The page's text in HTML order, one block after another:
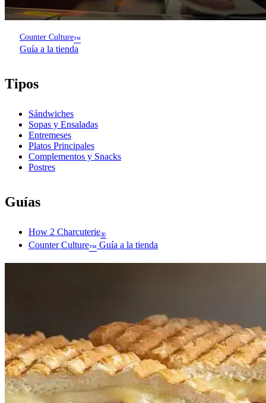
Counter Culture™
Guía a la tienda
Tipos
Sándwiches
Sopas y Ensaladas
Entremeses
Platos Principales
Complementos y Snacks
Postres
Guías
How 2 Charcuterie®
Counter Culture™ Guía a la tienda